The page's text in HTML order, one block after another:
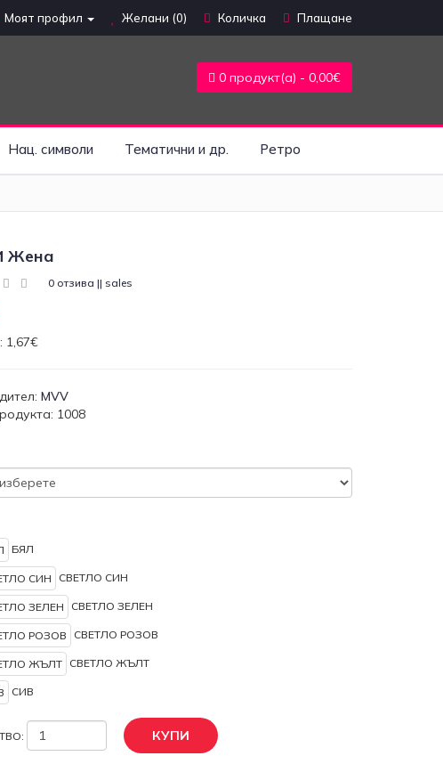
Моят профил Желани (0) Количка Плащане
0 продукт(а) - 0,00€
Нац. символи Тематични и др. Ретро
Жена
0 отзива || sales
1,67€
MVV
1008
БЯЛ
СВЕТЛО СИН
СВЕТЛО ЗЕЛЕН
СВЕТЛО РОЗОВ
СВЕТЛО ЖЪЛТ
СИВ
КУПИ